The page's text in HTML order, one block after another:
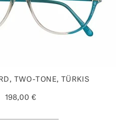
TWO-TONE, TÜRKIS
198,00 €